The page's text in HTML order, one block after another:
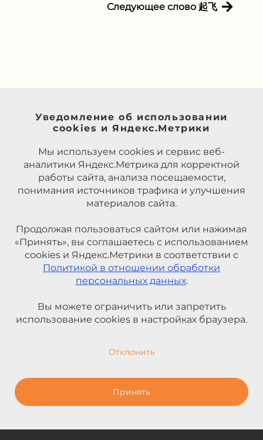
Следующее слово 起飞
Уведомление об использовании
cookies и Яндекс.Метрики
Мы используем cookies и сервис веб-
аналитики Яндекс.Метрика для корректной
работы сайта, анализа посещаемости,
понимания источников трафика и улучшения
материалов сайта.
Продолжая пользоваться сайтом или нажимая
«Принять», вы соглашаетесь с использованием
cookies и Яндекс.Метрики в соответствии с
Политикой в отношении обработки
персональных данных.
Вы можете ограничить или запретить
использование cookies в настройках браузера.
Отклонить
Принять